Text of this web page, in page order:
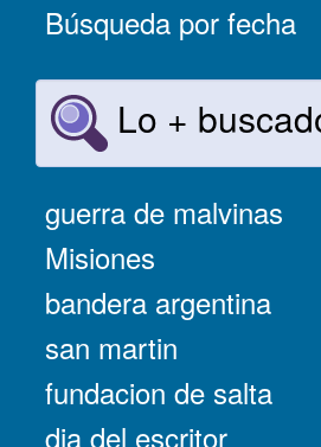
Búsqueda por fecha
Lo +
guerra de malvinas
Misiones
bandera argentina
san martin
fundacion de salta
dia del escritor